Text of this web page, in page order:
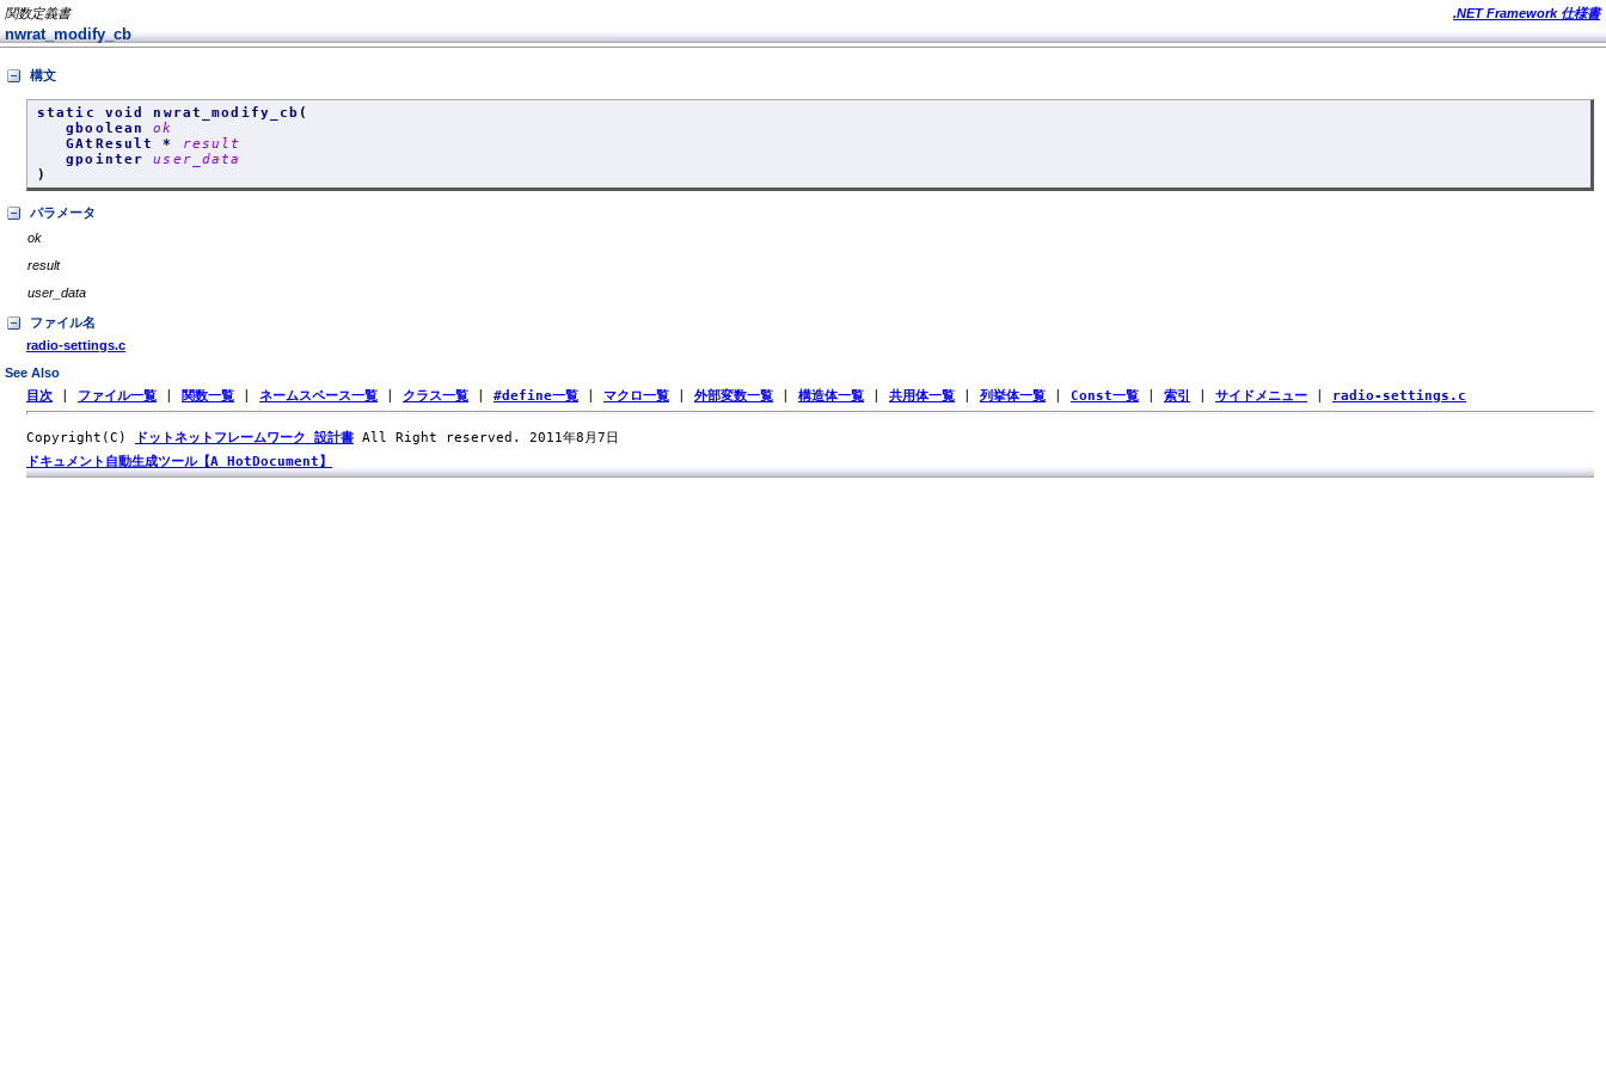
関数定義書 .NET Framework 仕様書
nwrat_modify_cb
構文
static void nwrat_modify_cb (
gbooleanok
GAtResult *
result
gpointeruser_data
)
パラメータ
ok
result
user_data
ファイル名
radio-settings.c
See Also
目次 ファイル一覧 関数一覧 ネームスペース一覧 クラス一覧 #define一覧 マクロ一覧 外部変数一覧 構造体一覧 共用体一覧 列挙体一覧 Const一覧 索引 サイドメニュー radio-settings.c
Copyright(C) ドットネットフレームワーク 設計書 All Right reserved. 2011年8月7日
ドキュメント自動生成ツール【A HotDocument】